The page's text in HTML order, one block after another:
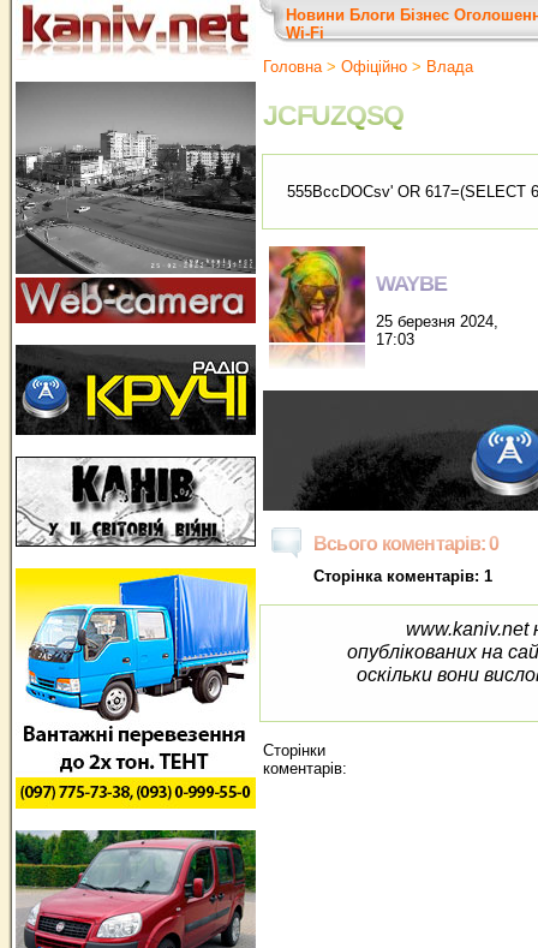
Новини Блоги Бізнес
Wi-Fi
Головна> Офіційно > Влада
JCFUZQSQ
555BccDOCsv' OR 617=(SELECT
WAYBE
25 березня 2024,
17:03
Всього коментарів: 0
Сторінка коментарів: 1
www.kaniv.net
опублікованих на
оскільки вони
Сторінки
коментарів: